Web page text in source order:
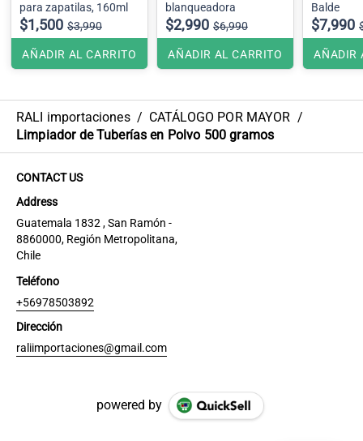
para zapatilas, 160ml
$1,500 $3,990
AÑADIR AL CARRITO
blanqueadora
$2,990 $6,990
AÑADIR AL CARRITO
Balde
$7,990
AÑADIR
RALI importaciones / CATÁLOGO POR MAYOR /
Limpiador de Tuberías en Polvo 500 gramos
CONTACT US
Address
Guatemala 1832 , San Ramón -
8860000, Región Metropolitana,
Chile
Teléfono
+56978503892
Dirección
raliimportaciones@gmail.com
powered by